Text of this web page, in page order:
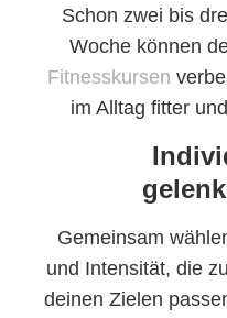
Schon zwei bis
Woche können
Fitnesskursen
im Alltag fitter
Gemeinsam
und Intensität, die
deinen Zielen